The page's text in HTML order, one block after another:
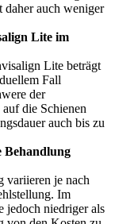
auch weniger
Lite im
Lite beträgt
Fall
der
die Schienen
auch bis zu
Behandlung
variieren je nach
Im
jedoch niedriger als